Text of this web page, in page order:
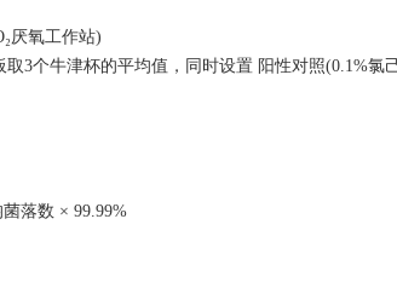
厌氧工作站)
3个牛津杯的平均值，同时设置 阳性对照(0.1%氯
落数 × 99.99%